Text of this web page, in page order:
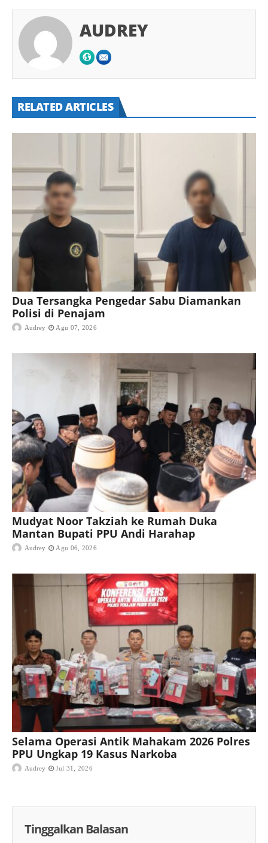
AUDREY
RELATED ARTICLES
Dua Tersangka Pengedar Sabu Diamankan
Polisi di Penajam
Audrey Agu 07, 2026
Mudyat Noor Takziah ke Rumah Duka
Mantan Bupati PPU Andi Harahap
Audrey Agu 06, 2026
Selama Operasi Antik Mahakam 2026 Polres
PPU Ungkap 19 Kasus Narkoba
Audrey Jul 31, 2026
Tinggalkan Balasan